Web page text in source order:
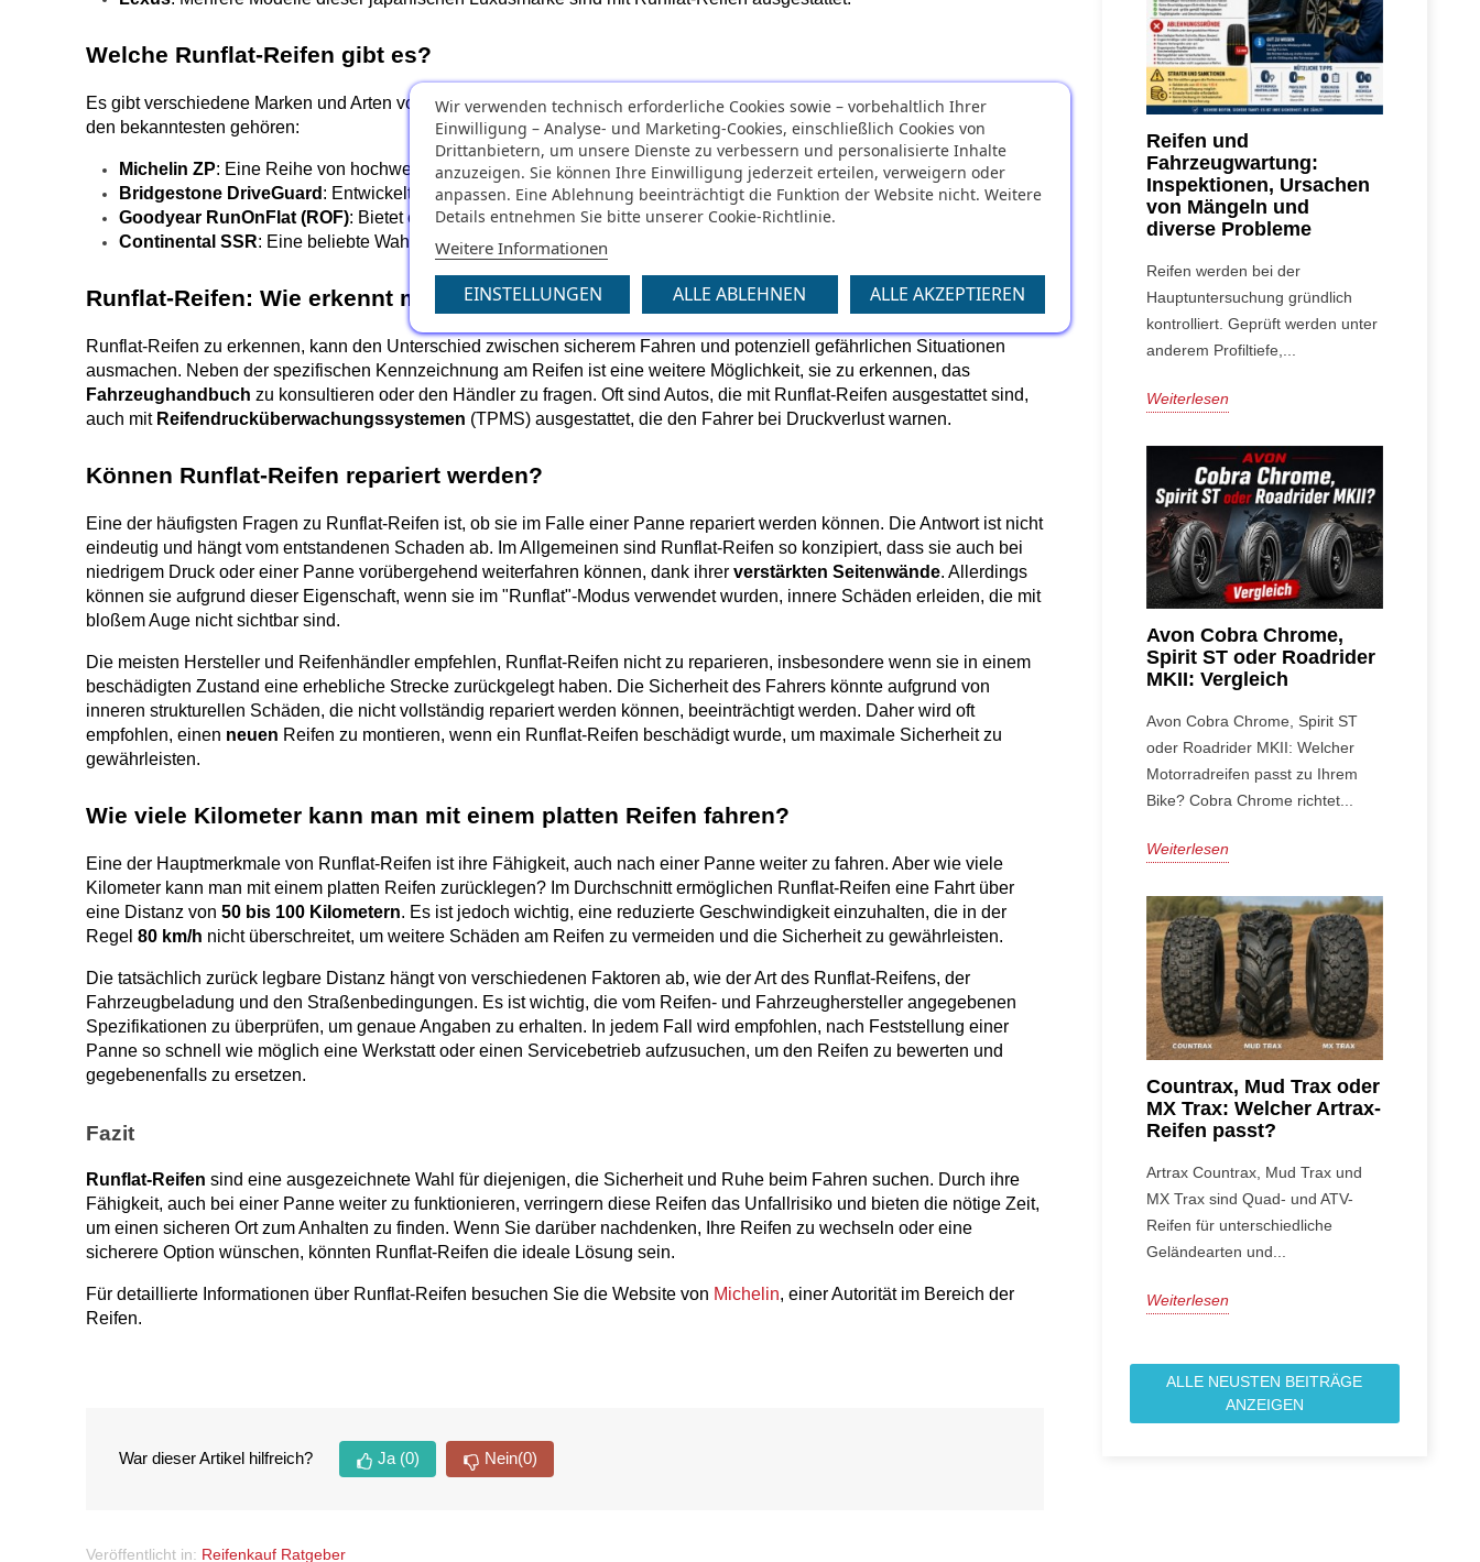
Welche Runflat-Reifen gibt es?
Es gibt verschiedene Marken und Arten von Runflat-Reifen auf dem Markt, die jeweils spezifische Eigenschaften haben. Zu
den bekanntesten gehören:
Michelin ZP: Eine Reihe von hochwertigen Runflat-Reifen, die für ihre Langlebigkeit und Leistung bekannt sind.
Bridgestone DriveGuard : Entwickelt für komfortables Fahren und Sicherheit auch bei einer Reifenpanne.
Goodyear RunOnFlat (ROF): Bietet eine breite Palette von Runflat-Reifen für verschiedene Fahrzeugtypen.
Continental SSR: Eine beliebte Wahl für diejenigen, die zuverlässige Leistung und Sicherheit suchen.
Runflat-Reifen: Wie erkennt man sie
Runflat-Reifen zu erkennen, kann den Unterschied zwischen sicherem Fahren und potenziell gefährlichen Situationen
Fahrzeughandbuch zu konsultieren oder den Händler zu fragen. Oft sind Autos, die mit Runflat-Reifen ausgestattet sind,
auch mit Reifendrucküberwachungssystemen (TPMS) ausgestattet, die den Fahrer bei Druckverlust warnen.
Können Runflat-Reifen repariert werden?
Eine der häufigsten Fragen zu Runflat-Reifen ist, ob sie im Falle einer Panne repariert werden können. Die Antwort ist nicht
eindeutig und hängt vom entstandenen Schaden ab. Im Allgemeinen sind Runflat-Reifen so konzipiert, dass sie auch bei
niedrigem Druck oder einer Panne vorübergehend weiterfahren können, dank ihrer verstärkten Seitenwände. Allerdings
können sie aufgrund dieser Eigenschaft, wenn sie im "Runflat"-Modus verwendet wurden, innere Schäden erleiden, die mit
bloßem Auge nicht sichtbar sind.
Die meisten Hersteller und Reifenhändler empfehlen, Runflat-Reifen nicht zu reparieren, insbesondere wenn sie in einem
beschädigten Zustand eine erhebliche Strecke zurückgelegt haben. Die Sicherheit des Fahrers könnte aufgrund von
inneren strukturellen Schäden, die nicht vollständig repariert werden können, beeinträchtigt werden. Daher wird oft
empfohlen, einen neuen Reifen zu montieren, wenn ein Runflat-Reifen beschädigt wurde, um maximale Sicherheit zu
gewährleisten.
Wie viele Kilometer kann man mit einem platten Reifen fahren?
Eine der Hauptmerkmale von Runflat-Reifen ist ihre Fähigkeit, auch nach einer Panne weiter zu fahren. Aber wie viele
Kilometer kann man mit einem platten Reifen zurücklegen? Im Durchschnitt ermöglichen Runflat-Reifen eine Fahrt über
eine Distanz von 50 bis 100 Kilometern. Es ist jedoch wichtig, eine reduzierte Geschwindigkeit einzuhalten, die in der
Regel 80 km/h nicht überschreitet, um weitere Schäden am Reifen zu vermeiden und die Sicherheit zu gewährleisten.
Die tatsächlich zurück legbare Distanz hängt von verschiedenen Faktoren ab, wie der Art des Runflat-Reifens, der
Fahrzeugbeladung und den Straßenbedingungen. Es ist wichtig, die vom Reifen- und Fahrzeughersteller angegebenen
Spezifikationen zu überprüfen, um genaue Angaben zu erhalten. In jedem Fall wird empfohlen, nach Feststellung einer
Panne so schnell wie möglich eine Werkstatt oder einen Servicebetrieb aufzusuchen, um den Reifen zu bewerten und
gegebenenfalls zu ersetzen.
Fazit
Runflat-Reifen sind eine ausgezeichnete Wahl für diejenigen, die Sicherheit und Ruhe beim Fahren suchen. Durch ihre
Fähigkeit, auch bei einer Panne weiter zu funktionieren, verringern diese Reifen das Unfallrisiko und bieten die nötige Zeit,
um einen sicheren Ort zum Anhalten zu finden. Wenn Sie darüber nachdenken, Ihre Reifen zu wechseln oder eine
sicherere Option wünschen, könnten Runflat-Reifen die ideale Lösung sein.
Für detaillierte Informationen über Runflat-Reifen besuchen Sie die Website von Michelin, einer Autorität im Bereich der
Reifen.
War dieser Artikel hilfreich? Ja (0) Nein(0)
Veröffentlicht in: Reifenkauf Ratgeber
Reifen und
Fahrzeugwartung:
Inspektionen, Ursachen
von Mängeln und
diverse Probleme
Reifen werden bei der
Hauptuntersuchung gründlich
kontrolliert. Geprüft werden unter
anderem Profiltiefe,...
Weiterlesen
Avon Cobra Chrome,
Spirit ST oder Roadrider
MKII: Vergleich
Avon Cobra Chrome, Spirit ST
oder Roadrider MKII: Welcher
Motorradreifen passt zu Ihrem
Bike? Cobra Chrome richtet...
Weiterlesen
Countrax, Mud Trax oder
MX Trax: Welcher Artrax-
Reifen passt?
Artrax Countrax, Mud Trax und
MX Trax sind Quad- und ATV-
Reifen für unterschiedliche
Geländearten und...
Weiterlesen
ALLE NEUSTEN BEITRÄGE
ANZEIGEN
Wir verwenden technisch erforderliche Cookies sowie – vorbehaltlich Ihrer
Einwilligung – Analyse- und Marketing-Cookies, einschließlich Cookies von
Drittanbietern, um unsere Dienste zu verbessern und personalisierte Inhalte
anzuzeigen. Sie können Ihre Einwilligung jederzeit erteilen, verweigern oder
anpassen. Eine Ablehnung beeinträchtigt die Funktion der Website nicht. Weitere
Details entnehmen Sie bitte unserer Cookie-Richtlinie.
Weitere Informationen
EINSTELLUNGEN ALLE ABLEHNEN ALLE AKZEPTIEREN